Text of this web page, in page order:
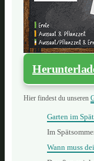
Hier findest du unseren
Garten im
Im
Wann muss